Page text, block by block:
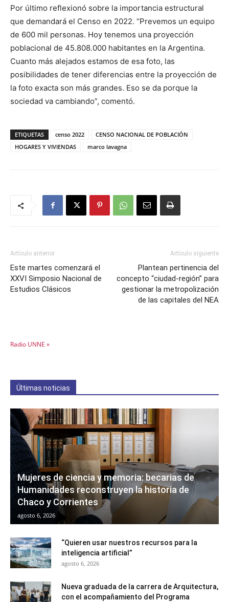
Por último reflexionó sobre la importancia estructural
que demandará el Censo en 2022. “Prevemos un equipo
de 600 mil personas. Hoy tenemos una proyección
poblacional de 45.808.000 habitantes en la Argentina.
Cuanto más alejados estamos de esa foto, las
posibilidades de tener diferencias entre la proyección de
la foto exacta son más grandes. Eso se da porque la
sociedad va cambiando”, comentó.
ETIQUETAS censo 2022
CENSO NACIONAL DE POBLACIÓN
HOGARES Y VIVIENDAS
marco lavagna
Artículo anterior
Este martes comenzará el
XXVI Simposio Nacional de
Estudios Clásicos
Artículo siguiente
Plantean pertinencia del
concepto “ciudad-región” para
gestionar la metropolización
de las capitales del NEA
Radio UNNE »
Últimas noticias
Mujeres de ciencia y memoria: becarias de
Humanidades reconstruyen la historia de
Chaco y Corrientes
agosto 6, 2026
“Quieren usar nuestros recursos para la
inteligencia artificial”
agosto 6, 2026
Nueva graduada de la carrera de Arquitectura,
con el acompañamiento del Programa